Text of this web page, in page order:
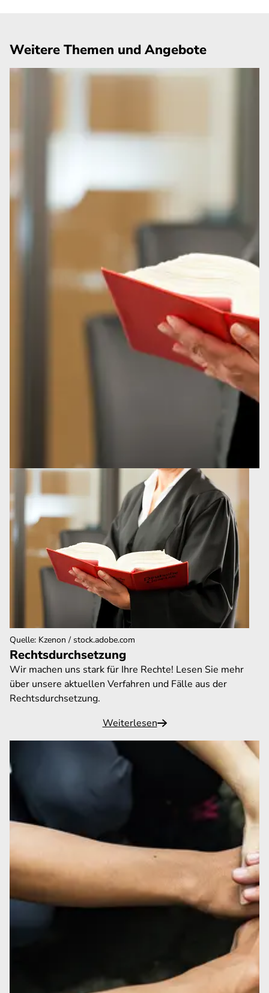
Weitere Themen und Angebote
Rechtsdurchsetzung
Wir machen uns stark für Ihre Rechte! Lesen Sie mehr
über unsere aktuellen Verfahren und Fälle aus der
Rechtsdurchsetzung.
Weiterlesen
Quelle: Kzenon / stock.adobe.com